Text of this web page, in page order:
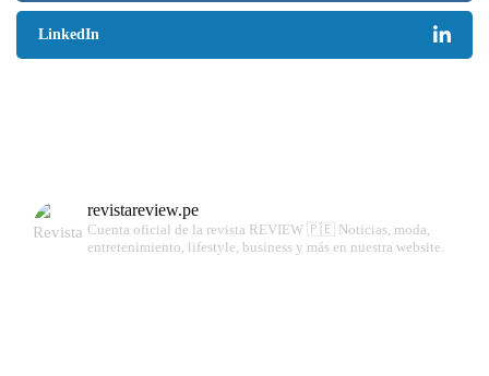
LinkedIn
revistareview.pe
Cuenta oficial de la revista REVIEW 🇵🇪 Noticias, moda,
entretenimiento, lifestyle, business y más en nuestra website.